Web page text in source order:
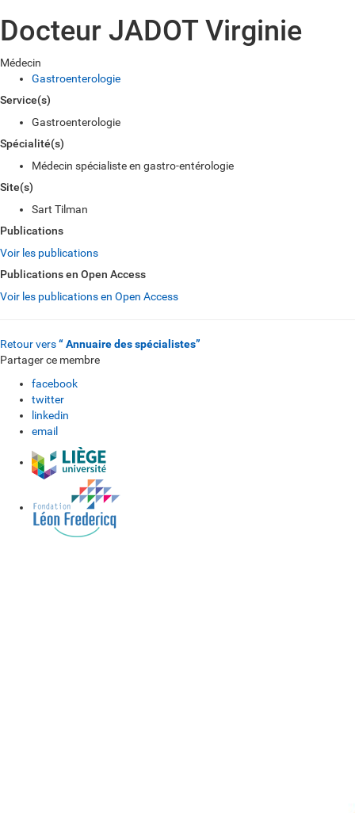
Docteur JADOT Virginie
Médecin
Gastroenterologie
Service(s)
Gastroenterologie
Spécialité(s)
Médecin spécialiste en gastro-entérologie
Site(s)
Sart Tilman
Publications
Voir les publications
Publications en Open Access
Voir les publications en Open Access
Retour vers“ Annuaire des spécialistes”
Partager ce membre
facebook
twitter
linkedin
email